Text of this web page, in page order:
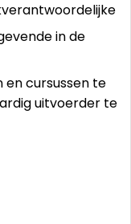
in de
en cursussen te
uitvoerder te